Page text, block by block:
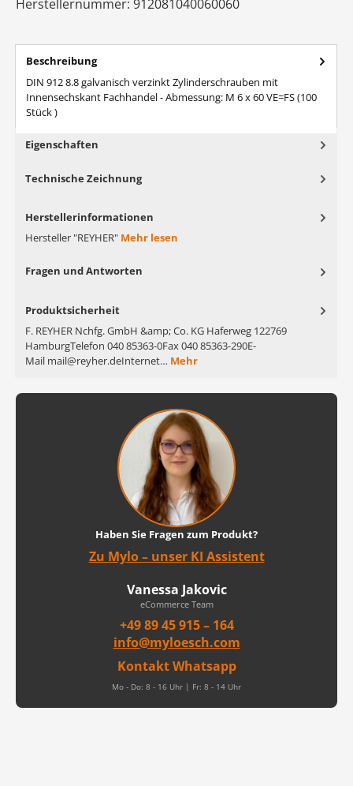
Herstellernummer: 912081040060060
Beschreibung
DIN 912 8.8 galvanisch verzinkt Zylinderschrauben mit
Innensechskant Fachhandel - Abmessung: M 6 x 60 VE=FS (100
Stück )
Eigenschaften
Technische Zeichnung
Herstellerinformationen
Hersteller "REYHER" Mehr lesen
Fragen und Antworten
Produktsicherheit
F. REYHER Nchfg. GmbH &amp; Co. KG Haferweg 122769
HamburgTelefon 040 85363-0Fax 040 85363-290E-
Mail mail@reyher.deInternet… Mehr
Haben Sie Fragen zum Produkt?
Zu Mylo – unser KI Assistent
Vanessa Jakovic
eCommerce Team
+49 89 45 915 – 164
info@myloesch.com
Kontakt Whatsapp
Mo - Do: 8 - 16 Uhr | Fr: 8 - 14 Uhr